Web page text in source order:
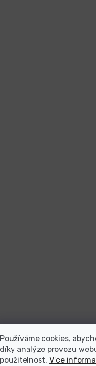
Používáme cookies,
díky analýze provozu
použitelnost. Více